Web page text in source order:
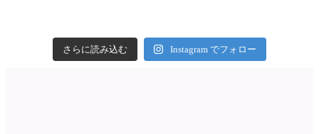
さらに読み込む Instagram でフォロー